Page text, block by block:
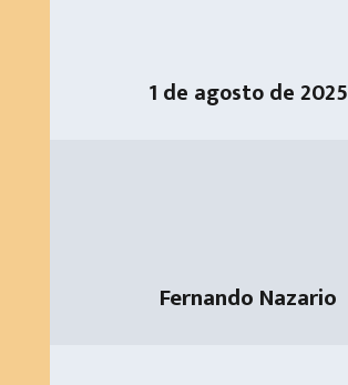
1 de agosto de 2025
Fernando Nazario